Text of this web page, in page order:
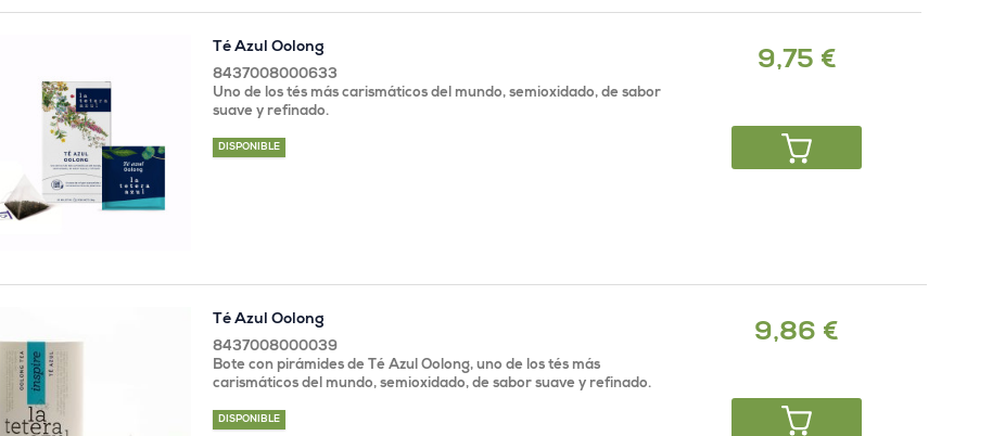
Té Azul Oolong
8437008000633
Uno de los tés más carismáticos del mundo, semioxidado, de sabor
suave y refinado.
DISPONIBLE
9,75 €
Té Azul Oolong
8437008000039
Bote con pirámides de Té Azul Oolong, uno de los tés más
carismáticos del mundo, semioxidado, de sabor suave y refinado.
DISPONIBLE
9,86 €